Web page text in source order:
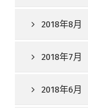
2018年8月
2018年7月
2018年6月